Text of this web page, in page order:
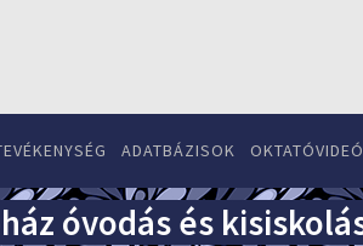
ADATBÁZISOK
óvodás és